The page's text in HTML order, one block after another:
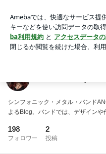
アプリをダウンロードして ブ
ょう。
シンフォニック・メタル・バンド
よるBlog。バンドでは、デザインや
198
フォロワー
2
投稿